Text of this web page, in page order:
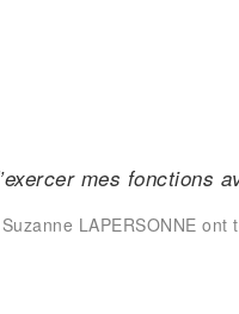
mes fonctions
LAPERSONNE